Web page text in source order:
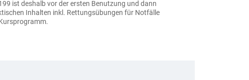
ist deshalb vor der ersten Benutzung und dann
Inhalten inkl. Rettungsübungen für Notfälle